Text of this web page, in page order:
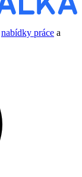
nabídky práce a